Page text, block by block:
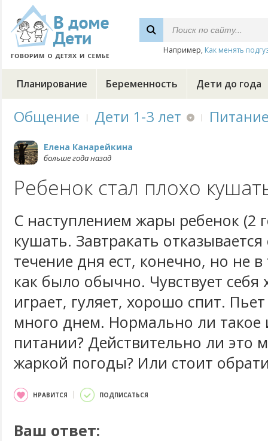
Например, Как менять
Планирование Беременность Дети до года
Общение Дети 1-3 лет
Елена Канарейкина
больше года назад
Ребенок стал плохо
С наступлением жары ребенок (2
кушать. Завтракать
течение дня ест, конечно, но не
как было обычно. Чувствует
играет, гуляет, хорошо спит.
много днем. Нормально ли такое
питании? Действительно ли это
жаркой погоды? Или стоит
НРАВИТСЯ ПОДПИСАТЬСЯ
Ваш ответ: